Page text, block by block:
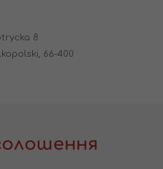
8
66-400